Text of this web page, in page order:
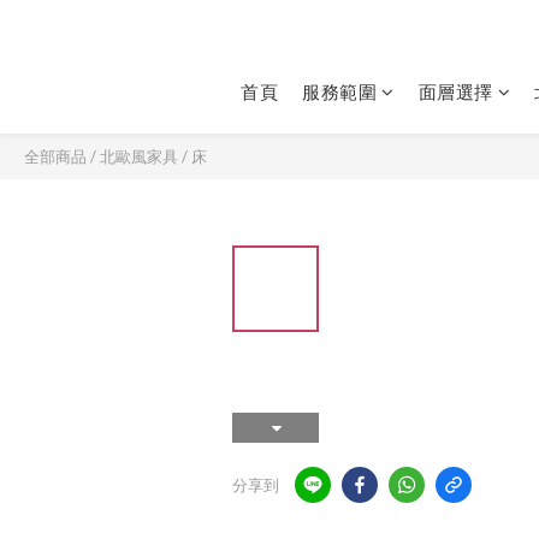
首頁 服務範圍 面層選擇
全部商品 /北歐風家具 / 床
分享到